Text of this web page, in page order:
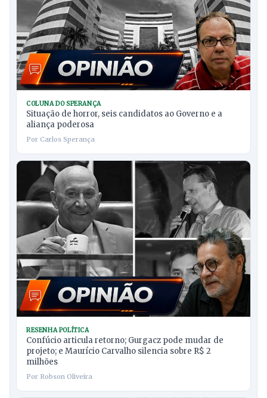
COLUNA DO SPERANÇA
Situação de horror, seis candidatos ao Governo e a
aliança poderosa
Por Carlos Sperança
RESENHA POLÍTICA
Confúcio articula retorno; Gurgacz pode mudar de
projeto; e Maurício Carvalho silencia sobre R$ 2
milhões
Por Robson Oliveira